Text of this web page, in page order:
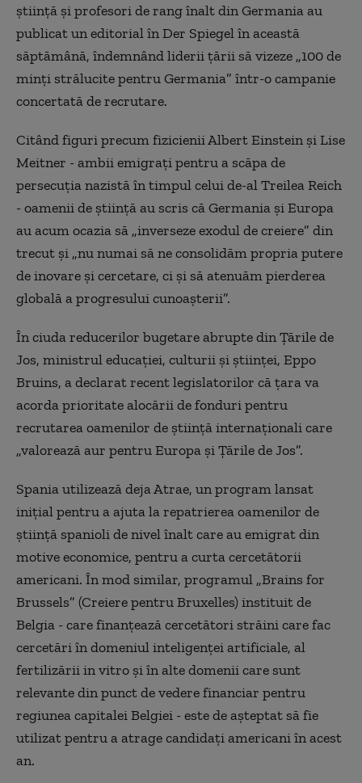
știință și profesori de rang înalt din Germania au
publicat un editorial în Der Spiegel în această
săptămână, îndemnând liderii țării să vizeze „100 de
minți strălucite pentru Germania” într-o campanie
concertată de recrutare.
Citând figuri precum fizicienii Albert Einstein și Lise
Meitner - ambii emigrați pentru a scăpa de
persecuția nazistă în timpul celui de-al Treilea Reich
- oamenii de știință au scris că Germania și Europa
au acum ocazia să „inverseze exodul de creiere” din
trecut și „nu numai să ne consolidăm propria putere
de inovare și cercetare, ci și să atenuăm pierderea
globală a progresului cunoașterii”.
În ciuda reducerilor bugetare abrupte din Țările de
Jos, ministrul educației, culturii și științei, Eppo
Bruins, a declarat recent legislatorilor că țara va
acorda prioritate alocării de fonduri pentru
recrutarea oamenilor de știință internaționali care
„valorează aur pentru Europa și Țările de Jos”.
Spania utilizează deja Atrae, un program lansat
inițial pentru a ajuta la repatrierea oamenilor de
știință spanioli de nivel înalt care au emigrat din
motive economice, pentru a curta cercetătorii
americani. În mod similar, programul „Brains for
Brussels” (Creiere pentru Bruxelles) instituit de
Belgia - care finanțează cercetători străini care fac
cercetări în domeniul inteligenței artificiale, al
fertilizării in vitro și în alte domenii care sunt
relevante din punct de vedere financiar pentru
regiunea capitalei Belgiei - este de așteptat să fie
utilizat pentru a atrage candidați americani în acest
an.